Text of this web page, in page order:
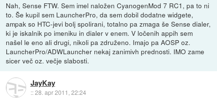
Nah, Sense FTW. Sem imel naložen CyanogenMod 7 RC1, pa to ni
to. Še kupil sem LauncherPro, da sem dobil dodatne widgete,
ampak so HTC-jevi bolj spolirani, totalno pa zmaga še Sense dialer,
ki je iskalnik po imeniku in dialer v enem. V ločenih appih sem
našel le eno ali drugi, nikoli pa združeno. Imajo pa AOSP oz.
LauncherPro/ADWLauncher nekaj zanimivh prednosti. IMO zame
sicer več oz. večje slabosti.
JayKay
::28. apr 2011, 22:24